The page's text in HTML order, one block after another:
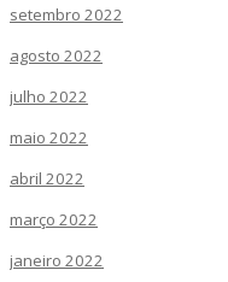
setembro 2022
agosto 2022
julho 2022
maio 2022
abril 2022
março 2022
janeiro 2022